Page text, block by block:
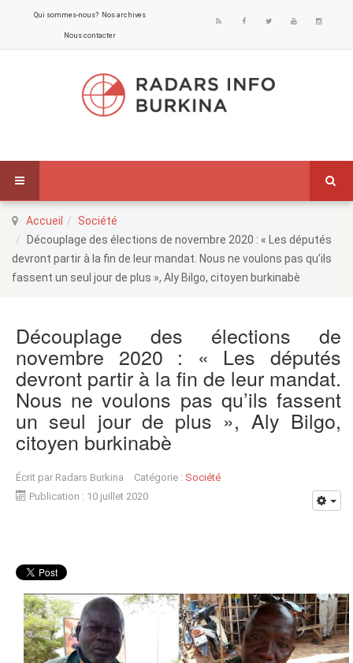
Qui sommes-nous? Nos archives
Nous contacter
Accueil
Société
Découplage des élections de novembre 2020 : « Les députés
devront partir à la fin de leur mandat. Nous ne voulons pas qu’ils
fassent un seul jour de plus », Aly Bilgo, citoyen burkinabè
Découplage des élections de
novembre 2020 : « Les députés
devront partir à la fin de leur mandat.
Nous ne voulons pas qu’ils fassent
un seul jour de plus », Aly Bilgo,
citoyen burkinabè
Écrit par Radars Burkina Catégorie : Société
Publication : 10 juillet 2020